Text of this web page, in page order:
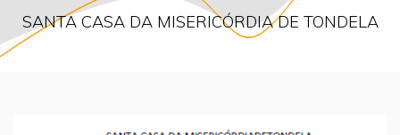
SANTA CASA DA MISERICÓRDIA DE TONDELA